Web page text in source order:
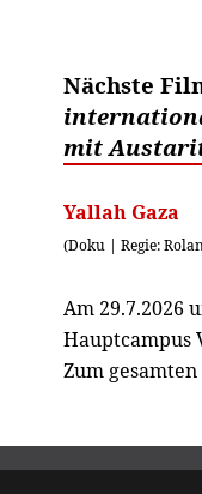
Nächste
mit
Yallah Gaza
(Doku | Regie:
Am 29.7.2026
Hauptcampus
Zum